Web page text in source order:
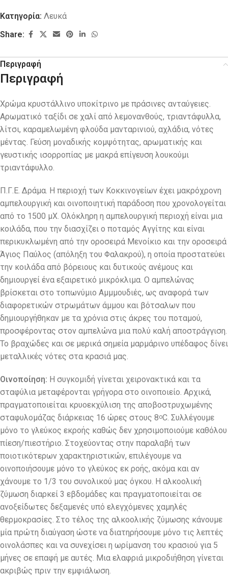
Κατηγορία: Λευκά
Share:
Περιγραφή
Περιγραφή
Χρώμα κρυστάλλινο υποκίτρινο με πράσινες ανταύγειες.
Αρωματικό ταξίδι σε χαλί από λεμονανθούς, τριαντάφυλλα,
λίτσι, καραμελωμένη φλούδα μανταρινιού, αχλάδια, νότες
μέντας. Γεύση μοναδικής κομψότητας, αρωματικής και
γευστικής ισορροπίας με μακρά επίγευση λουκούμι
τριαντάφυλλο.
Π.Γ.Ε. Δράμα. Η περιοχή των Κοκκινογείων έχει μακρόχρονη
αμπελουργική και οινοποιητική παράδοση που χρονολογείται
από το 1500 μΧ. Ολόκληρη η αμπελουργική περιοχή είναι μια
κοιλάδα, που την διασχίζει ο ποταμός Αγγίτης και είναι
περικυκλωμένη από την οροσειρά Μενοίκιο και την οροσειρά
Άγιος Παύλος (απόληξη του Φαλακρού), η οποία προστατεύει
την κοιλάδα από βόρειους και δυτικούς ανέμους και
δημιουργεί ένα εξαιρετικό μικρόκλιμα. Ο αμπελώνας
βρίσκεται στο τοπωνύμιο Αμμμουδιές, ως αναφορά των
διαφορετικών στρωμάτων άμμου και βότσαλων που
δημιουργήθηκαν με τα χρόνια στις άκρες του ποταμού,
προσφέροντας στον αμπελώνα μια πολύ καλή αποστράγγιση.
Το βραχώδες και σε μερικά σημεία μαρμάρινο υπέδαφος δίνει
μεταλλικές νότες στα κρασιά μας.
Οινοποίηση: Η συγκομιδή γίνεται χειρονακτικά και τα
σταφύλια μεταφέρονται γρήγορα στο οινοποιείο. Αρχικά,
πραγματοποιείται κρυοεκχύλιση της αποβοστρυχωμένης
σταφυλομάζας διάρκειας 16 ώρες στους 8oC. Συλλέγουμε
μόνο το γλεύκος εκροής καθώς δεν χρησιμοποιούμε καθόλου
πίεση/πιεστήριο. Στοχεύοντας στην παραλαβή των
ποιοτικότερων χαρακτηριστικών, επιλέγουμε να
οινοποιήσουμε μόνο το γλεύκος εκ ροής, ακόμα και αν
χάνουμε το 1/3 του συνολικού μας όγκου. Η αλκοολική
ζύμωση διαρκεί 3 εβδομάδες και πραγματοποιείται σε
ανοξείδωτες δεξαμενές υπό ελεγχόμενες χαμηλές
θερμοκρασίες. Στο τέλος της αλκοολικής ζύμωσης κάνουμε
μία πρώτη διαύγαση ώστε να διατηρήσουμε μόνο τις λεπτές
οινολάσπες και να συνεχίσει η ωρίμανση του κρασιού για 5
μήνες σε επαφή με αυτές. Μια ελαφριά μικροδιήθηση γίνεται
ακριβώς πριν την εμφιάλωση.